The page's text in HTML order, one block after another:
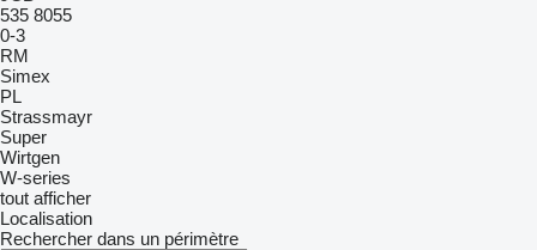
535 8055
0-3
RM
Simex
PL
Strassmayr
Super
Wirtgen
W-series
tout afficher
Localisation
Rechercher dans un périmètre